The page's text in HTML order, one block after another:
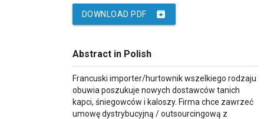
archive
DOWNLOAD PDF
Abstract in Polish
Francuski importer/hurtownik wszelkiego rodzaju
obuwia poszukuje nowych dostawców tanich
kapci, śniegowców i kaloszy. Firma chce zawrzeć
umowę dystrybucyjną / outsourcingową z